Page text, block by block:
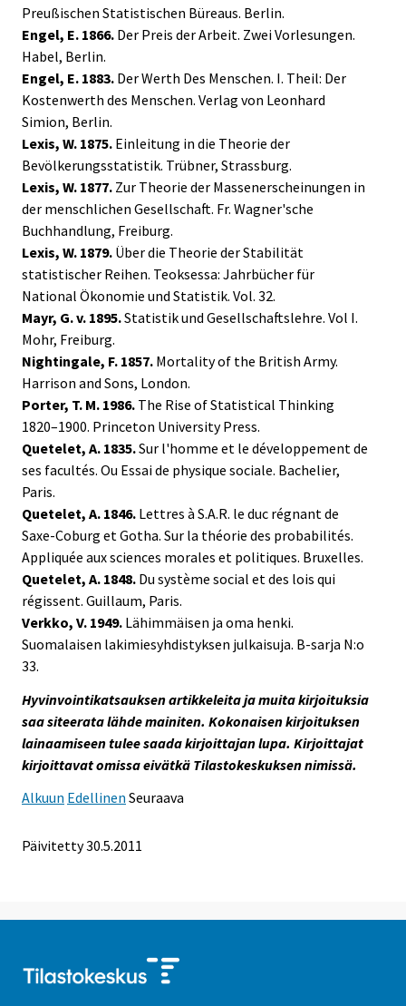
Preußischen Statistischen Büreaus. Berlin.
Engel, E. 1866. Der Preis der Arbeit. Zwei Vorlesungen.
Habel, Berlin.
Engel, E. 1883. Der Werth Des Menschen. I. Theil: Der
Kostenwerth des Menschen. Verlag von Leonhard
Simion, Berlin.
Lexis, W. 1875. Einleitung in die Theorie der
Bevölkerungsstatistik. Trübner, Strassburg.
Lexis, W. 1877. Zur Theorie der Massenerscheinungen in
der menschlichen Gesellschaft. Fr. Wagner'sche
Buchhandlung, Freiburg.
Lexis, W. 1879. Über die Theorie der Stabilität
statistischer Reihen. Teoksessa: Jahrbücher für
National Ökonomie und Statistik. Vol. 32.
Mayr, G. v. 1895.Statistik und Gesellschaftslehre. Vol I.
Mohr, Freiburg.
Nightingale, F. 1857. Mortality of the British Army.
Harrison and Sons, London.
Porter, T. M. 1986. The Rise of Statistical Thinking
1820–1900. Princeton University Press.
Quetelet, A. 1835.Sur l'homme et le développement de
ses facultés. Ou Essai de physique sociale. Bachelier,
Paris.
Quetelet, A. 1846. Lettres à S.A.R. le duc régnant de
Saxe-Coburg et Gotha. Sur la théorie des probabilités.
Appliquée aux sciences morales et politiques. Bruxelles.
Quetelet, A. 1848. Du système social et des lois qui
régissent. Guillaum, Paris.
Verkko, V. 1949. Lähimmäisen ja oma henki.
Suomalaisen lakimiesyhdistyksen julkaisuja. B-sarja N:o
33.
Hyvinvointikatsauksen artikkeleita ja muita kirjoituksia
saa siteerata lähde mainiten. Kokonaisen kirjoituksen
lainaamiseen tulee saada kirjoittajan lupa. Kirjoittajat
kirjoittavat omissa eivätkä Tilastokeskuksen nimissä.
Alkuun Edellinen Seuraava
Päivitetty 30.5.2011